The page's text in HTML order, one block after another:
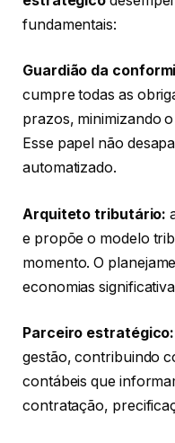
fundamentais:
Guardião da
cumpre todas as
prazos, minimizando
Esse papel não
automatizado.
Arquiteto tributário:
e propõe o modelo
momento. O
economias
Parceiro estratégico:
gestão, contribuindo
contábeis que
contratação,